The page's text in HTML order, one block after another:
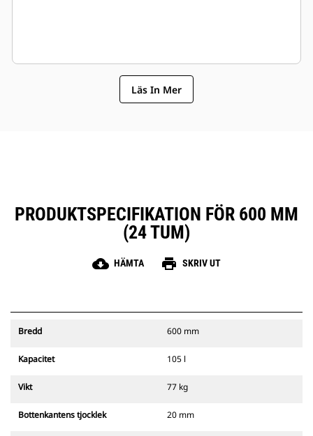
Läs In Mer
PRODUKTSPECIFIKATION FÖR 600 MM
(24 TUM)
cloud_download HÄMTA print SKRIV UT
Bredd 600 mm
Kapacitet 105 l
Vikt 77 kg
Bottenkantens tjocklek 20 mm